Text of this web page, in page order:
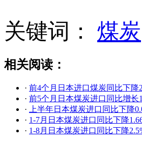
关键词： 煤炭
相关阅读：
· 前4个月日本进口煤炭同比下降
· 前5个月日本煤炭进口同比增长
·
上半年日本煤炭进口同比下降
· 1-7月日本煤炭进口同比下降
· 1-8月日本煤炭进口同比下降